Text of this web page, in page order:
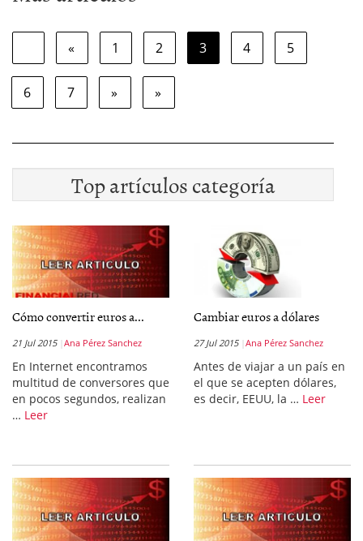
« 1 2 3 4 5
6 7 » »
Top artículos categoría
Cómo convertir euros a...
21 Jul 2015 Ana Pérez Sanchez
En Internet encontramos
multitud de conversores que
en pocos segundos, realizan
… Leer
Cambiar euros a dólares
27 Jul 2015 Ana Pérez Sanchez
Antes de viajar a un país en
el que se acepten dólares,
es decir, EEUU, la … Leer